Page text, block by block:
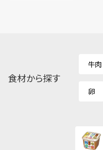
食材から探す
牛肉
卵